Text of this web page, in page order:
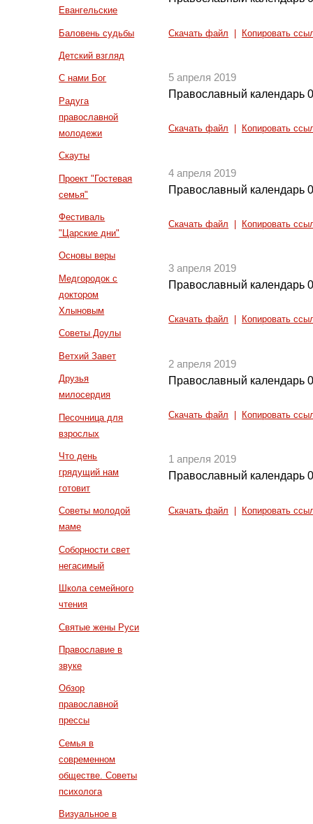
Евангельские
Баловень судьбы
Детский взгляд
С нами Бог
Радуга
православной
молодежи
Скауты
Проект "Гостевая
семья"
Фестиваль
"Царские дни"
Основы веры
Медгородок с
доктором
Хлыновым
Советы Доулы
Ветхий Завет
Друзья
милосердия
Песочница для
взрослых
Что день
грядущий нам
готовит
Советы молодой
маме
Соборности свет
негасимый
Школа семейного
чтения
Святые жены Руси
Православие в
звуке
Обзор
православной
прессы
Семья в
современном
обществе. Советы
психолога
Визуальное в
Скачать файл Копировать
5 апреля 2019
Православный календарь
Скачать файл Копировать
4 апреля 2019
Православный календарь
Скачать файл Копировать
3 апреля 2019
Православный календарь
Скачать файл Копировать
2 апреля 2019
Православный календарь
Скачать файл Копировать
1 апреля 2019
Православный календарь
Скачать файл Копировать